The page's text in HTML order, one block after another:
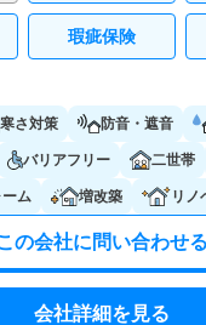
瑕疵保険
寒さ対策 防音・遮音
バリアフリー 二世帯
ム 増改築 リノ
の会社に問い合わせる
会社詳細を見る